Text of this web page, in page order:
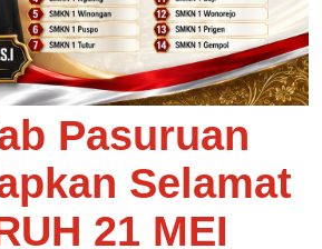
Pasuruan
Selamat
21 MEI